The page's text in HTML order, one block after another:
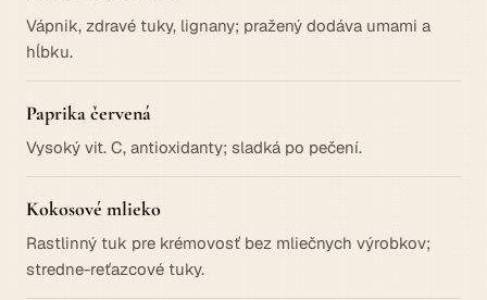
Vápnik, zdravé tuky, lignany; pražený dodáva umami a
hĺbku.
Paprika červená
Vysoký vit. C, antioxidanty; sladká po pečení.
Kokosové mlieko
Rastlinný tuk pre krémovosť bez mliečnych výrobkov;
stredne-reťazcové tuky.